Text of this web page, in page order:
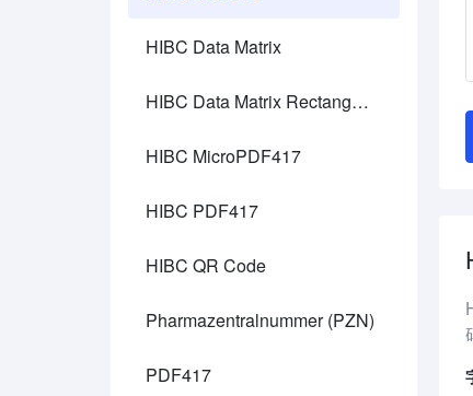
HIBC Data Matrix
HIBC Data Matrix Rectangular
HIBC MicroPDF417
HIBC PDF417
HIBC QR Code
Pharmazentralnummer (PZN)
PDF417